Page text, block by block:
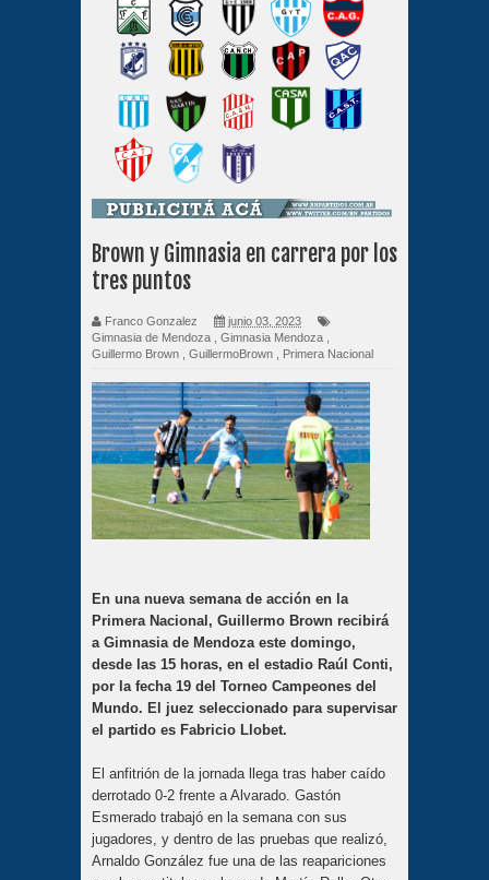
Brown y Gimnasia en carrera por los
tres puntos
Franco Gonzalez
junio 03, 2023
Gimnasia de Mendoza
Gimnasia Mendoza
Guillermo Brown
GuillermoBrown Primera Nacional
En una nueva semana de acción en la
Primera Nacional, Guillermo Brown recibirá
a Gimnasia de Mendoza este domingo,
desde las 15 horas, en el estadio Raúl Conti,
por la fecha 19 del Torneo Campeones del
Mundo. El juez seleccionado para supervisar
el partido es Fabricio Llobet.
El anfitrión de la jornada llega tras haber caído
derrotado 0-2 frente a Alvarado. Gastón
Esmerado trabajó en la semana con sus
jugadores, y dentro de las pruebas que realizó,
Arnaldo González fue una de las reapariciones